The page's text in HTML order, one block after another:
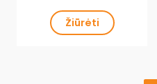
Žiūrėti